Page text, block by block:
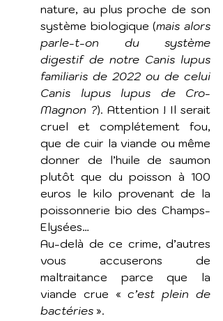
nature, au plus proche de son
système biologique (mais alors
parle-t-on du système
digestif de notre Canis lupus
familiaris de 2022 ou de celui
Canis lupus lupus de Cro-
Magnon ?). Attention ! Il serait
cruel et complétement fou,
que de cuir la viande ou même
donner de l’huile de saumon
plutôt que du poisson à 100
euros le kilo provenant de la
poissonnerie bio des Champs-
Elysées…
Au-delà de ce crime, d’autres
vous accuserons de
maltraitance parce que la
viande crue « c’est plein de
bactéries ».